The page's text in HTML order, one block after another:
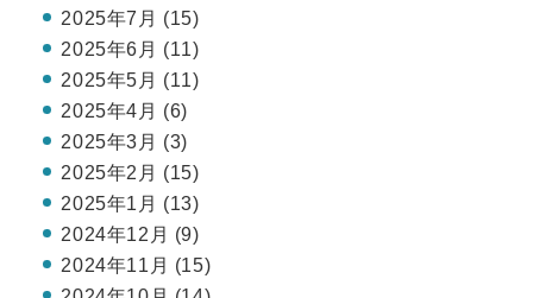
2025年7月 (15)
2025年6月 (11)
2025年5月 (11)
2025年4月 (6)
2025年3月 (3)
2025年2月 (15)
2025年1月 (13)
2024年12月 (9)
2024年11月 (15)